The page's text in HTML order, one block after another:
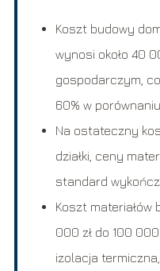
Koszt budowy
wynosi około 40
gospodarczym,
60% w
Na ostateczny
działki, ceny
standard
Koszt materiałów
000 zł do 100
izolacja